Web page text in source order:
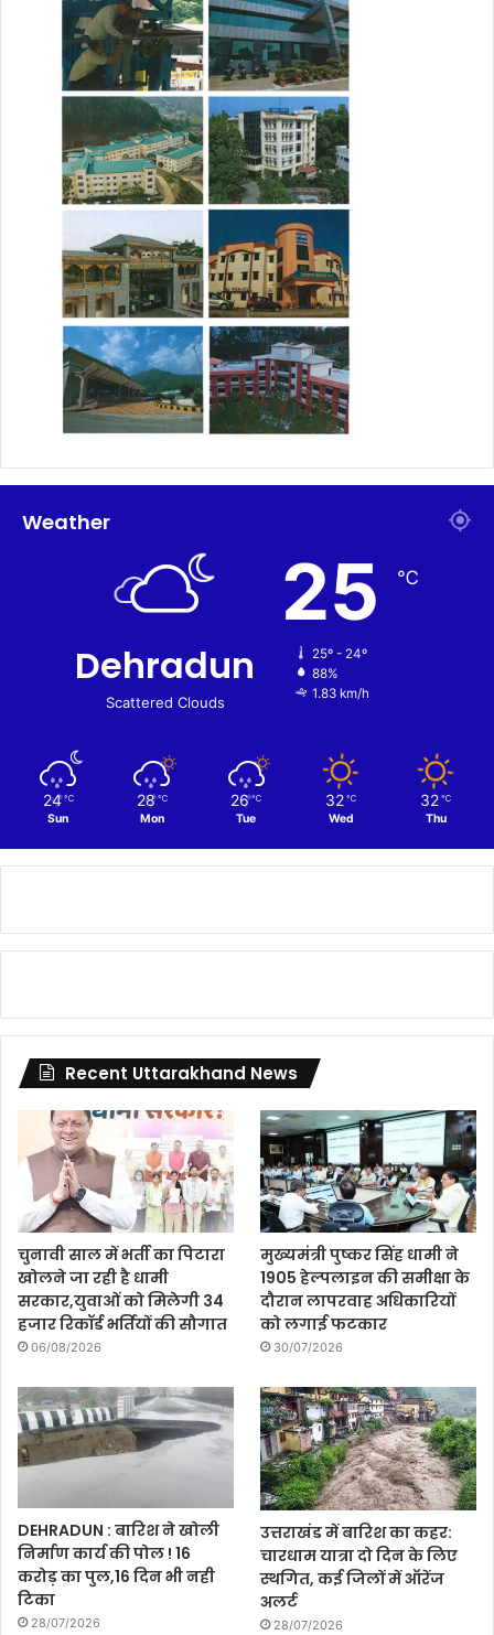
Weather
Dehradun
Scattered Clouds
25 ℃
25º - 24º
88%
1.83 km/h
24 ℃
Sun
28 ℃
Mon
26 ℃
Tue
32 ℃
Wed
32 ℃
Thu
Recent Uttarakhand News
चुनावी साल में भर्ती का पिटारा
खोलने जा रही है धामी
सरकार,युवाओं को मिलेगी 34
हजार रिकॉर्ड भर्तियों की सौगात
06/08/2026
मुख्यमंत्री पुष्कर सिंह धामी ने
1905 हेल्पलाइन की समीक्षा के
दौरान लापरवाह अधिकारियों
को लगाई फटकार
30/07/2026
DEHRADUN : बारिश ने खोली
निर्माण कार्य की पोल ! 16
करोड़ का पुल,16 दिन भी नही
टिका
28/07/2026
उत्तराखंड में बारिश का कहर:
चारधाम यात्रा दो दिन के लिए
स्थगित, कई जिलों में ऑरेंज
अलर्ट
28/07/2026